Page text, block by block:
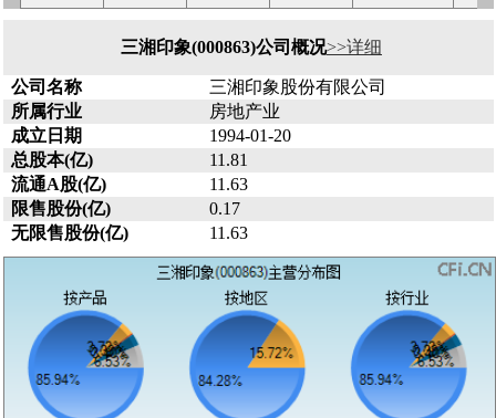
三湘印象(000863)公司概况>>详细
公司名称
三湘印象股份有限公司
所属行业
房地产业
成立日期
1994-01-20
总股本(亿)
11.81
流通A股(亿)
11.63
限售股份(亿)
0.17
无限售股份(亿)
11.63